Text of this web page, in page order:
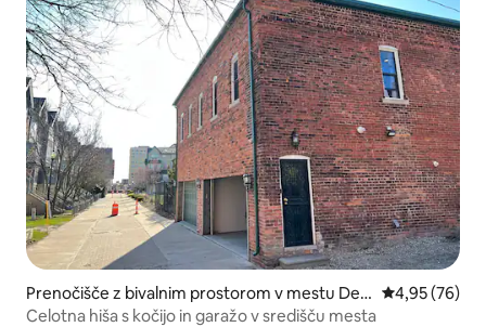
Prenočišče z bivalnim prostorom v mestu Detr
oit
Povprečna
4,95 (76)
Celotna hiša s kočijo in garažo v središču mesta